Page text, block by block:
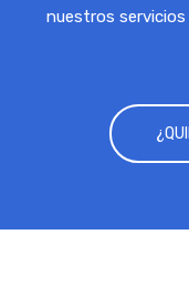
nuestros servicios